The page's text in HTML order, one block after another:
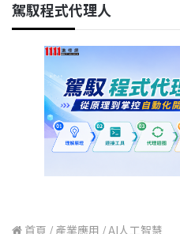
駕馭程式代理人